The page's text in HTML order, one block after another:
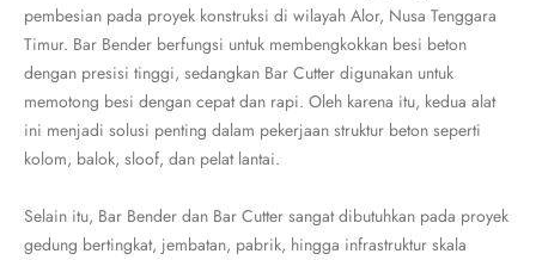
pembesian pada proyek konstruksi di wilayah Alor, Nusa Tenggara
Timur. Bar Bender berfungsi untuk membengkokkan besi beton
dengan presisi tinggi, sedangkan Bar Cutter digunakan untuk
memotong besi dengan cepat dan rapi. Oleh karena itu, kedua alat
ini menjadi solusi penting dalam pekerjaan struktur beton seperti
kolom, balok, sloof, dan pelat lantai.
Selain itu, Bar Bender dan Bar Cutter sangat dibutuhkan pada proyek
gedung bertingkat, jembatan, pabrik, hingga infrastruktur skala